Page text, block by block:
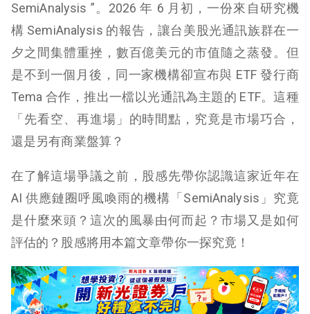
SemiAnalysis ”。2026 年 6 月初，一份來自研究機
構 SemiAnalysis 的報告，讓台美股光通訊族群在一
夕之間集體重挫，數百億美元的市值隨之蒸發。但
是不到一個月後，同一家機構卻宣布與 ETF 發行商
Tema 合作，推出一檔以光通訊為主題的 ETF。這種
「先看空、再進場」的時間點，究竟是市場巧合，
還是另有商業盤算？
在了解這場爭議之前，股感先帶你認識這家近年在
AI 供應鏈圈呼風喚雨的機構「SemiAnalysis」究竟
是什麼來頭？這次的風暴由何而起？市場又是如何
評估的？股感將用本篇文章帶你一探究竟！